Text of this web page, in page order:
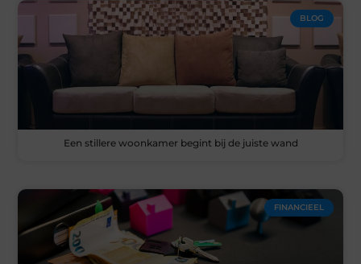
BLOG
Een stillere woonkamer begint bij de juiste wand
FINANCIEEL